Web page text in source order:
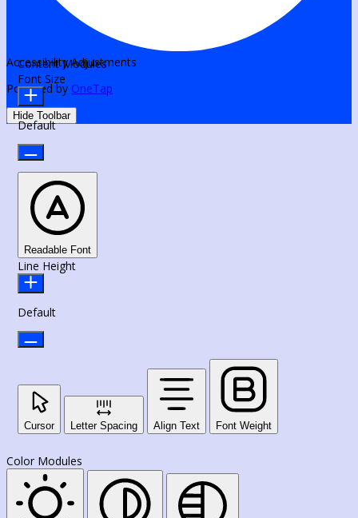
Accessibility Adjustments
Powered by OneTap
Hide Toolbar
Content Modules
Font Size
Default
Readable Font
Line Height
Default
Cursor Letter Spacing Align Text Font Weight
Color Modules